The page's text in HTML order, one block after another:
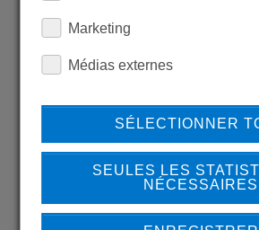
LEARN MORE
OUR REFERENCES
Marketing
Médias externes
SÉLECTIONNER
SEULES LES
NÉCESSAIRES